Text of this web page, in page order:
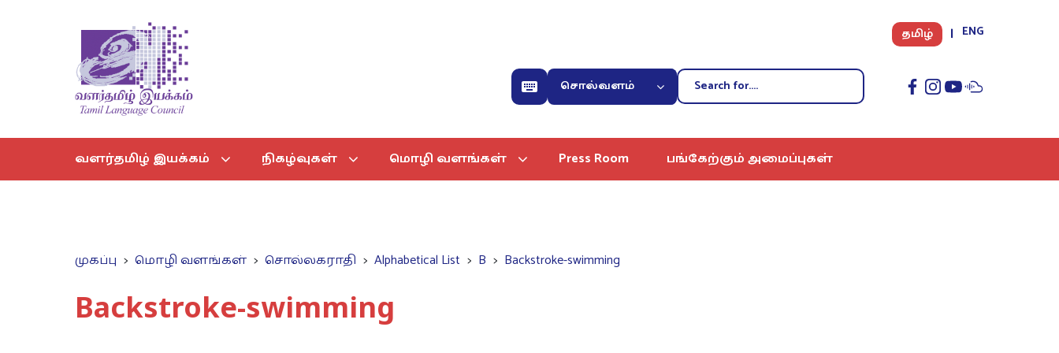
தமிழ் ENG
சொல்வளம்
வளர்தமிழ் இயக்கம் நிகழ்வுகள் மொழி வளங்கள் Press Room பங்கேற்கும் அமைப்புகள்
முகப்பு மொழி வளங்கள் சொல்லகராதி Alphabetical List B Backstroke-swimming
Backstroke-swimming